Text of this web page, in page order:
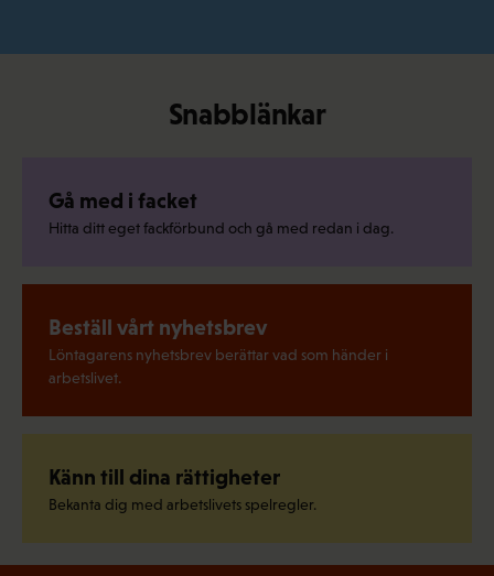
Snabblänkar
Gå med i facket
Hitta ditt eget fackförbund och gå med redan i dag.
Beställ vårt nyhetsbrev
Löntagarens nyhetsbrev berättar vad som händer i
arbetslivet.
Känn till dina rättigheter
Bekanta dig med arbetslivets spelregler.